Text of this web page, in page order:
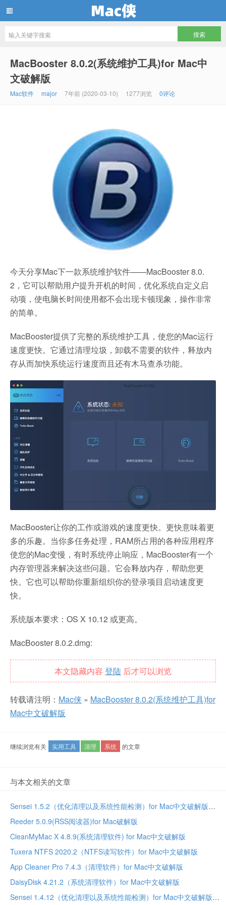
MacBooster 8.0.2(系统维护工具)for Mac中
文破解版
Mac软件 major 7年前 (2020-03-10) 1277浏览 0评论
今天分享Mac下一款系统维护软件——MacBooster 8.0.
2，它可以帮助用户提升开机的时间，优化系统自定义启
动项，使电脑长时间使用都不会出现卡顿现象，操作非常
的简单。
MacBooster提供了完整的系统维护工具，使您的Mac运行
速度更快。它通过清理垃圾，卸载不需要的软件，释放内
存从而加快系统运行速度而且还有木马查杀功能。
MacBooster让你的工作或游戏的速度更快。更快意味着更
多的乐趣。当你多任务处理，RAM所占用的各种应用程序
使您的Mac变慢，有时系统停止响应，MacBooster有一个
内存管理器来解决这些问题。它会释放内存，帮助您更
快。它也可以帮助你重新组织你的登录项目启动速度更
快。
系统版本要求：OS X 10.12 或更高。
MacBooster 8.0.2.dmg:
本文隐藏内容 登陆 后才可以浏览
转载请注明： Mac侠 » MacBooster 8.0.2(系统维护工具)for
Mac中文破解版
继续浏览有关 实用工具 清理 系统 的文章
与本文相关的文章
Sensei 1.5.2（优化清理以及系统性能检测）for Mac中文破解版
Reeder 5.0.9(RSS阅读器)for Mac破解版
CleanMyMac X 4.8.9(系统清理软件) for Mac中文破解版
Tuxera NTFS 2020.2（NTFS读写软件）for Mac中文破解版
App Cleaner Pro 7.4.3（清理软件）for Mac中文破解版
DaisyDisk 4.21.2（系统清理软件）for Mac中文破解版
Sensei 1.4.12（优化清理以及系统性能检测）for Mac中文破解版